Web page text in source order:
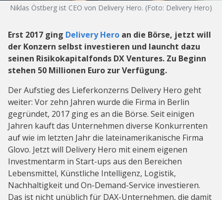
Niklas Östberg ist CEO von Delivery Hero. (Foto: Delivery Hero)
Erst 2017 ging Delivery Hero an die Börse, jetzt will
der Konzern selbst investieren und launcht dazu
seinen Risikokapitalfonds DX Ventures. Zu Beginn
stehen 50 Millionen Euro zur Verfügung.
Der Aufstieg des Lieferkonzerns Delivery Hero geht
weiter: Vor zehn Jahren wurde die Firma in Berlin
gegründet, 2017 ging es an die Börse. Seit einigen
Jahren kauft das Unternehmen diverse Konkurrenten
auf wie im letzten Jahr die lateinamerikanische Firma
Glovo. Jetzt will Delivery Hero mit einem eigenen
Investmentarm in Start-ups aus den Bereichen
Lebensmittel, Künstliche Intelligenz, Logistik,
Nachhaltigkeit und On-Demand-Service investieren.
Das ist nicht unüblich für DAX-Unternehmen, die damit